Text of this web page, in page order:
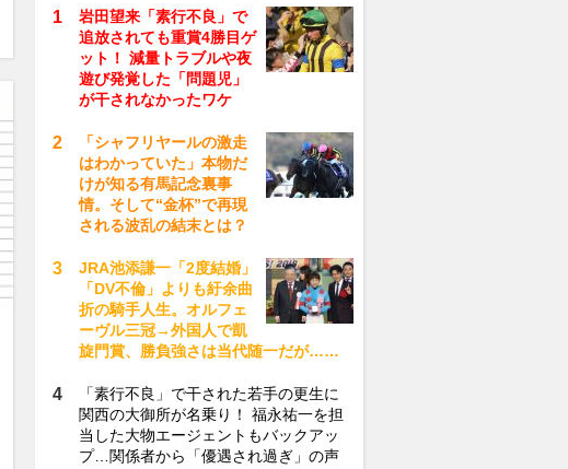
岩田望来「素行不良」で
追放されても重賞4勝目ゲ
ット！ 減量トラブルや夜
遊び発覚した「問題児」
が干されなかったワケ
「シャフリヤールの激走
はわかっていた」本物だ
けが知る有馬記念裏事
情。そして“金杯”で再現
される波乱の結末とは？
JRA池添謙一「2度結婚」
「DV不倫」よりも紆余曲
折の騎手人生。オルフェ
ーヴル三冠→外国人で凱
旋門賞、勝負強さは当代随一だが……
「素行不良」で干された若手の更生に
関西の大御所が名乗り！ 福永祐一を担
当した大物エージェントもバックアッ
プ…関係者から「優遇され過ぎ」の声